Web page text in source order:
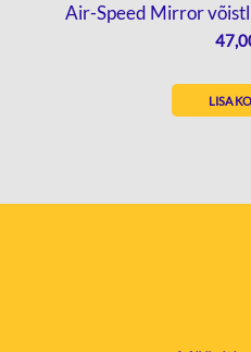
Air-Speed Mirror
LISA